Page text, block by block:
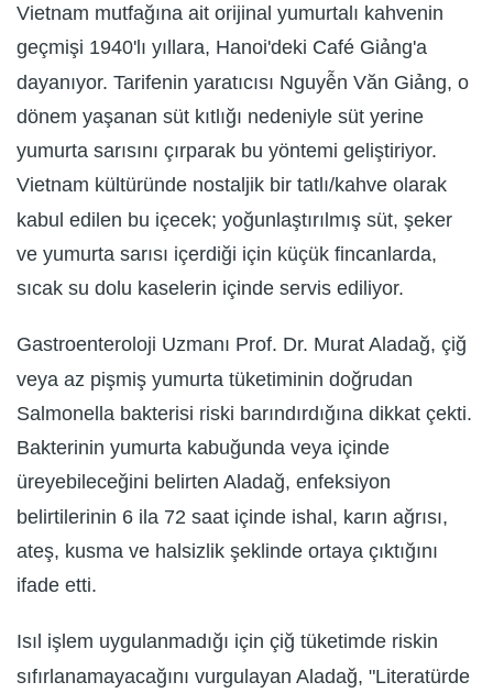
Vietnam mutfağına ait orijinal yumurtalı kahvenin
geçmişi 1940'lı yıllara, Hanoi'deki Café Giảng'a
dayanıyor. Tarifenin yaratıcısı Nguyễn Văn Giảng, o
dönem yaşanan süt kıtlığı nedeniyle süt yerine
yumurta sarısını çırparak bu yöntemi geliştiriyor.
Vietnam kültüründe nostaljik bir tatlı/kahve olarak
kabul edilen bu içecek; yoğunlaştırılmış süt, şeker
ve yumurta sarısı içerdiği için küçük fincanlarda,
sıcak su dolu kaselerin içinde servis ediliyor.
Gastroenteroloji Uzmanı Prof. Dr. Murat Aladağ, çiğ
veya az pişmiş yumurta tüketiminin doğrudan
Salmonella bakterisi riski barındırdığına dikkat çekti.
Bakterinin yumurta kabuğunda veya içinde
üreyebileceğini belirten Aladağ, enfeksiyon
belirtilerinin 6 ila 72 saat içinde ishal, karın ağrısı,
ateş, kusma ve halsizlik şeklinde ortaya çıktığını
ifade etti.
Isıl işlem uygulanmadığı için çiğ tüketimde riskin
sıfırlanamayacağını vurgulayan Aladağ, "Literatürde